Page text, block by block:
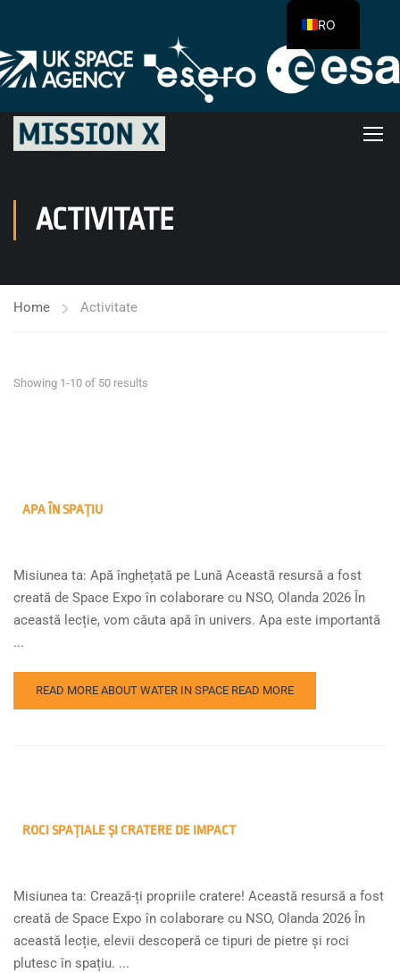
ACTIVITATE
Home Activitate
Showing 1-10 of 50 results
APA ÎN SPAȚIU
Misiunea ta: Apă înghețată pe Lună Această resursă a fost
creată de Space Expo în colaborare cu NSO, Olanda 2026 În
această lecție, vom căuta apă în univers. Apa este importantă
...
READ MORE ABOUT WATER IN SPACE READ MORE
ROCI SPAȚIALE ȘI CRATERE DE IMPACT
Misiunea ta: Crează-ți propriile cratere! Această resursă a fost
creată de Space Expo în colaborare cu NSO, Olanda 2026 În
această lecție, elevii descoperă ce tipuri de pietre și roci
plutesc în spațiu. ...
RO